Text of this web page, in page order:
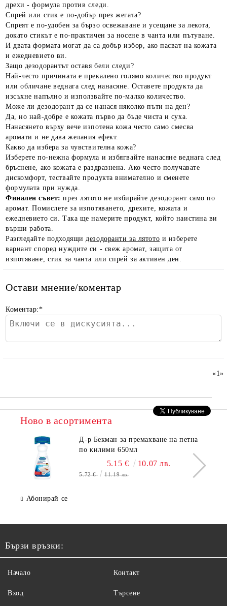
дрехи - формула против следи.
Спрей или стик е по-добър през жегата?
Спреят е по-удобен за бързо освежаване и усещане за лекота,
докато стикът е по-практичен за носене в чанта или пътуване.
И двата формата могат да са добър избор, ако пасват на кожата
и ежедневието ви.
Защо дезодорантът оставя бели следи?
Най-често причината е прекалено голямо количество продукт
или обличане веднага след нанасяне. Оставете продукта да
изсъхне напълно и използвайте по-малко количество.
Може ли дезодорант да се нанася няколко пъти на ден?
Да, но най-добре е кожата първо да бъде чиста и суха.
Нанасянето върху вече изпотена кожа често само смесва
аромати и не дава желания ефект.
Какво да избера за чувствителна кожа?
Изберете по-нежна формула и избягвайте нанасяне веднага след
бръснене, ако кожата е раздразнена. Ако често получавате
дискомфорт, тествайте продукта внимателно и сменете
формулата при нужда.
Финален съвет: през лятото не избирайте дезодорант само по
аромат. Помислете за изпотяването, дрехите, кожата и
ежедневието си. Така ще намерите продукт, който наистина ви
върши работа.
Разгледайте подходящидезодоранти за лятото и изберете
вариант според нуждите си - свеж аромат, защита от
изпотяване, стик за чанта или спрей за активен ден.
Остави мнение/коментар
Коментар:*
«1»
Ново в асортимента
Д-р Бекман за премахване на петна
по килими 650мл
5.15 € 10.07 лв.
5.72 € 11.19 лв.
Абонирай се
Бързи връзки:
Начало
Вход
Контакт
Търсене